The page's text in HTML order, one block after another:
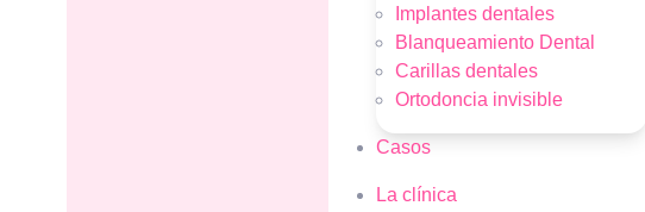
Implantes dentales
Blanqueamiento Dental
Carillas dentales
Ortodoncia invisible
Casos
La clínica